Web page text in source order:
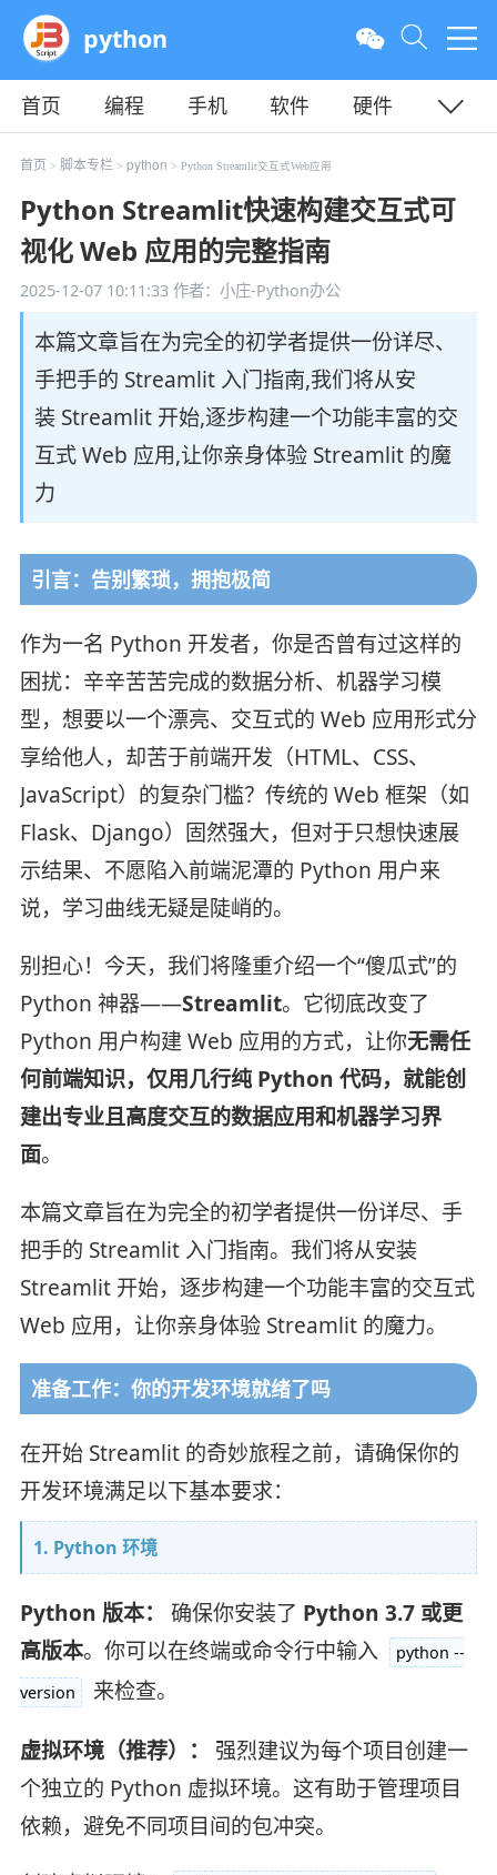
python
首页 编程 手机 软件
硬件
教程
平面 服务器
首页 > 脚本专栏> python > Python Streamlit交互式Web应用
Python Streamlit快速构建交互式可
视化 Web 应用的完整指南
2025-12-07 10:11:33作者：小庄-Python办公
本篇文章旨在为完全的初学者提供一份详尽、
手把手的 Streamlit 入门指南,我们将从安
装 Streamlit 开始,逐步构建一个功能丰富的交
互式 Web 应用,让你亲身体验 Streamlit 的魔
力
引言：告别繁琐，拥抱极简
作为一名 Python 开发者，你是否曾有过这样的
困扰：辛辛苦苦完成的数据分析、机器学习模
型，想要以一个漂亮、交互式的 Web 应用形式分
享给他人，却苦于前端开发（HTML、CSS、
JavaScript）的复杂门槛？传统的 Web 框架（如
Flask、Django）固然强大，但对于只想快速展
示结果、不愿陷入前端泥潭的 Python 用户来
说，学习曲线无疑是陡峭的。
别担心！今天，我们将隆重介绍一个“傻瓜式”的
Python 神器——Streamlit。它彻底改变了
Python 用户构建 Web 应用的方式，让你无需任
何前端知识，仅用几行纯 Python 代码，就能创
建出专业且高度交互的数据应用和机器学习界
面。
本篇文章旨在为完全的初学者提供一份详尽、手
把手的 Streamlit 入门指南。我们将从安装
Streamlit 开始，逐步构建一个功能丰富的交互式
Web 应用，让你亲身体验 Streamlit 的魔力。
准备工作：你的开发环境就绪了吗
在开始 Streamlit 的奇妙旅程之前，请确保你的
开发环境满足以下基本要求：
1. Python 环境
Python 版本： 确保你安装了 Python 3.7 或更
高版本。你可以在终端或命令行中输入
python --
version
来检查。
虚拟环境（推荐）：
强烈建议为每个项目创建一
个独立的 Python 虚拟环境。这有助于管理项目
依赖，避免不同项目间的包冲突。